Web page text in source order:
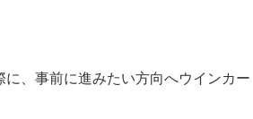
、事前に進みたい方向へウインカ